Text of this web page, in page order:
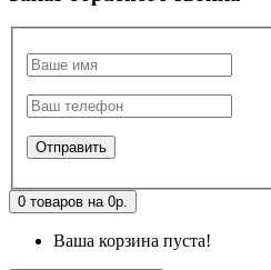
0 товаров на 0р.
Ваша корзина пуста!